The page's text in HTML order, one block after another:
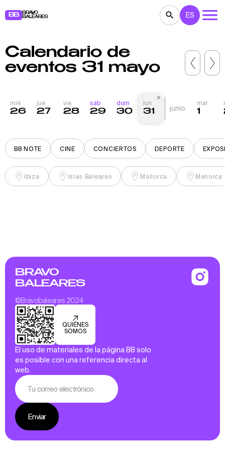
BB
BRAVO
BALEARES
CONCIERTOS TEATRO
EXPOSICIONES FESTIVALES DEPORTE
PARA NIÑOS BB NOTE
ES
Calendario de
eventos 31 mayo
mié
26
jue
27
vie
28
sáb
29
dom
30
lun
31 junio
mar
1
BB NOTE CINE CONCIERTOS DEPORTE
Ibiza Islas Baleares Mallorca Menorca
BRAVO
BALEARES
©Bravobaleares 2024
QUIÉNES
SOMOS
El uso de materiales de la página BB solo
es posible con una referencia directa al
web.